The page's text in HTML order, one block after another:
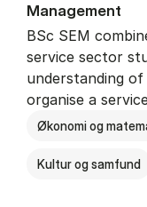
Man­age­ment
BSc SEM
service sector
understanding
organise a
Økonomi og
Kultur og samfund